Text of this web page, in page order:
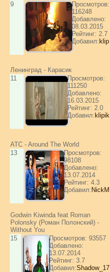
9
Просмотров:
116248
Добавлено:
08.03.2015
Рейтинг: 2.7
Добавил: klip
Ленинград - Карасик
11
Просмотров:
111250
Добавлено:
16.03.2015
Рейтинг: 2.0
Добавил: klipik
ATC - Around The World
13
Просмотров:
98108
Добавлено:
13.07.2014
Рейтинг: 4.3
Добавил: NickM
Godwin Kiwinda feat Roman
Polonsky (Роман Полонский) -
Without You
15
Просмотров: 93557
Добавлено:
13.07.2014
Рейтинг: 3.7
Добавил:Shadow_17